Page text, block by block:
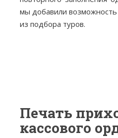
мы добавили возможность
из подбора туров.
Печать
кассового